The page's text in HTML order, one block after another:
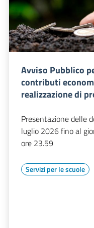
Avviso Pubblico
contributi
realizzazione di
Presentazione delle
luglio 2026 fino al
ore 23.59
Servizi per le scuole